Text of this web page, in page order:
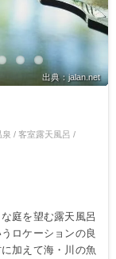
出典：jalan.net
泉 / 客室露天風呂 /
庭を望む露天風呂
ロケーションの良
加えて海・川の魚